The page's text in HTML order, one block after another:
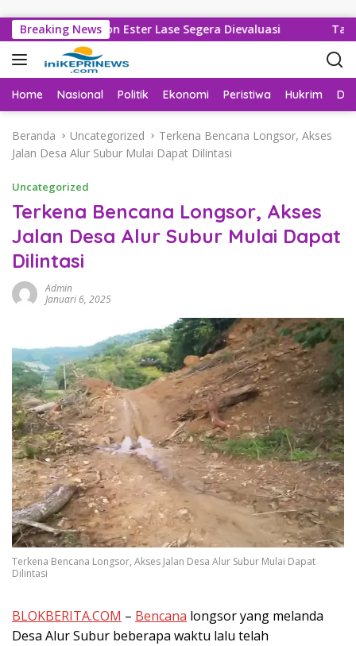
Breaking News
Jhon Ester Lase Segera Dievaluasi Tak Lagi
Home Nasional Politik Ekonomi Peristiwa Hukrim
Beranda Uncategorized
Terkena Bencana Longsor, Akses
Jalan Desa Alur Subur Mulai Dapat Dilintasi
Uncategorized
Terkena Bencana Longsor, Akses
Jalan Desa Alur Subur Mulai Dapat
Dilintasi
Admin
Januari 6, 2025
Terkena Bencana Longsor, Akses Jalan Desa Alur Subur Mulai Dapat
Dilintasi
BLOKBERITA.COM – Bencana longsor yang melanda
Desa Alur Subur beberapa waktu lalu telah